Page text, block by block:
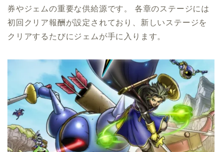
券やジェムの重要な供給源です。 各章のステージには
初回クリア報酬が設定されており、新しいステージを
クリアするたびにジェムが手に入ります。